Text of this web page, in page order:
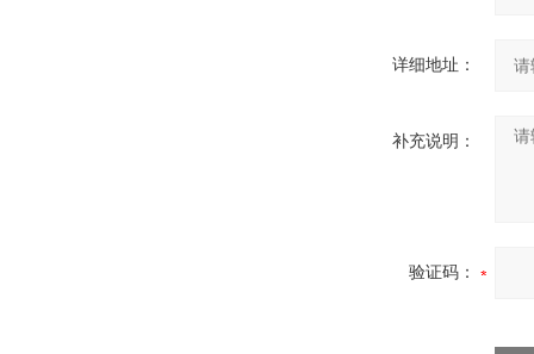
详细地址：
补充说明：
验证码：